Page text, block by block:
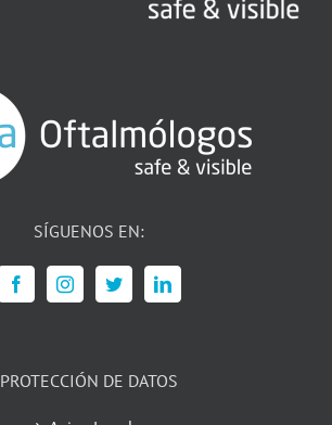
SÍGUENOS EN:
PROTECCIÓN DE DATOS